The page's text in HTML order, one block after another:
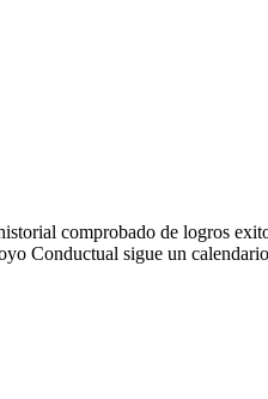
comprobado de logros
Conductual sigue un